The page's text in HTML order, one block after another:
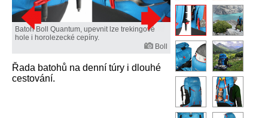
Batoh Boll Quantum, upevnit lze trekingové
hole i horolezecké cepíny.
Boll
Řada batohů na denní túry i dlouhé
cestování.